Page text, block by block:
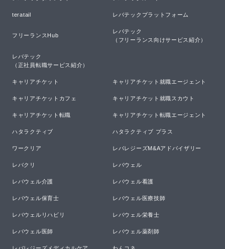
teratail レバテックプラットフォーム
フリーランスHub
レバテック
（フリーランス向けサービス紹介）
レバテック
（正社員転職サービス紹介）
キャリアチケット キャリアチケット就職エージェント
キャリアチケットカフェ キャリアチケット就職スカウト
キャリアチケット転職 キャリアチケット転職エージェント
ハタラクティブ ハタラクティブ プラス
ワークリア レバレジーズM&Aアドバイザリー
レバクリ レバウェル
レバウェル介護 レバウェル看護
レバウェル保育士 レバウェル医療技師
レバウェルリハビリ レバウェル栄養士
レバウェル医師 レバウェル薬剤師